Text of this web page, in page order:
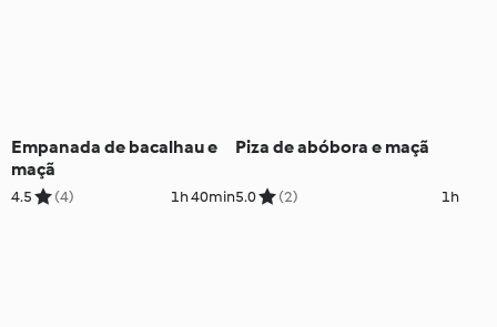
Empanada de bacalhau e
maçã
4.5 (4) 1h 40min
Piza de abóbora e maçã
5.0 (2) 1h